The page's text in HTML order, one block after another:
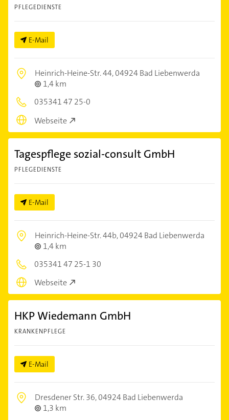
PFLEGEDIENSTE
E-Mail
Heinrich-Heine-Str. 44,04924 Bad Liebenwerda
1,4 km
035341 47 25-0
Webseite
Tagespflege sozial-consult GmbH
PFLEGEDIENSTE
E-Mail
Heinrich-Heine-Str. 44b,04924 Bad Liebenwerda
1,4 km
035341 47 25-1 30
Webseite
HKP Wiedemann GmbH
KRANKENPFLEGE
E-Mail
Dresdener Str. 36,04924 Bad Liebenwerda
1,3 km